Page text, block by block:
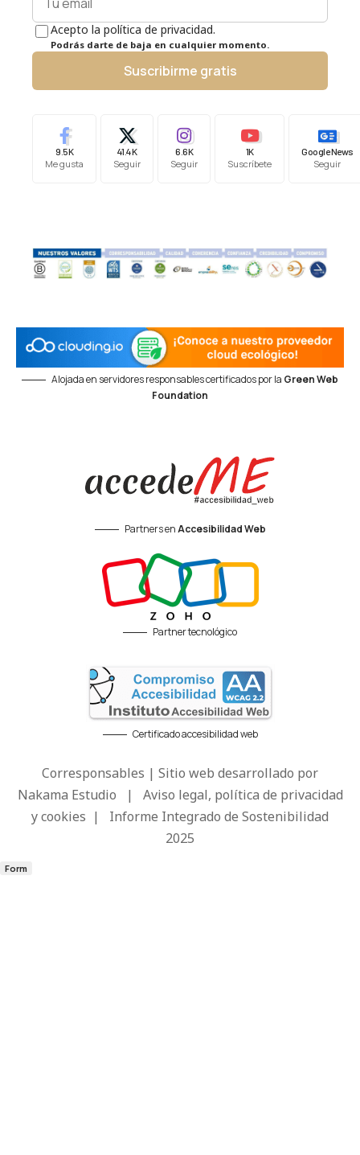
Acepto la política de privacidad.
Podrás darte de baja en cualquier momento.
Suscribirme gratis
9.5K
Me gusta
41.4K
Seguir
6.6K
Seguir
1K
Suscríbete
Google News
Seguir
Alojada en servidores responsables certificados por la Green Web
Foundation
Partners enAccesibilidad Web
Partner tecnológico
Certificado accesibilidad web
Corresponsables | Sitio web desarrollado por
Nakama Estudio | Aviso legal, política de privacidad
y cookies | Informe Integrado de Sostenibilidad
2025
Form